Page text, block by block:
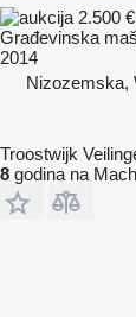
2.500 €
Građevinska
2014
Nizozemska,
Troostwijk
8 godina na